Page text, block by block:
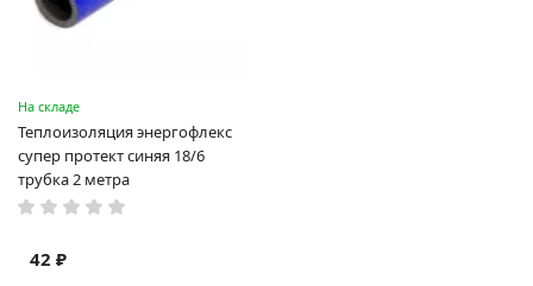
На складе
Теплоизоляция энергофлекс
супер протект синяя 18/6
трубка 2 метра
42 ₽